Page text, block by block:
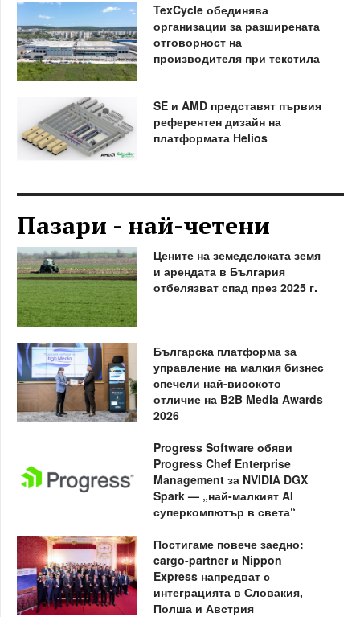
TexCycle обединява
организации за разширената
отговорност на
производителя при текстила
SE и AMD представят първия
референтен дизайн на
платформата Helios
Пазари - най-четени
Цените на земеделската земя
и арендата в България
отбелязват спад през 2025 г.
Българска платформа за
управление на малкия бизнес
спечели най-високото
отличие на B2B Media Awards
2026
Progress Software обяви
Progress Chef Enterprise
Management за NVIDIA DGX
Spark — „най-малкият AI
суперкомпютър в света“
Постигаме повече заедно:
cargo-partner и Nippon
Express напредват с
интеграцията в Словакия,
Полша и Австрия